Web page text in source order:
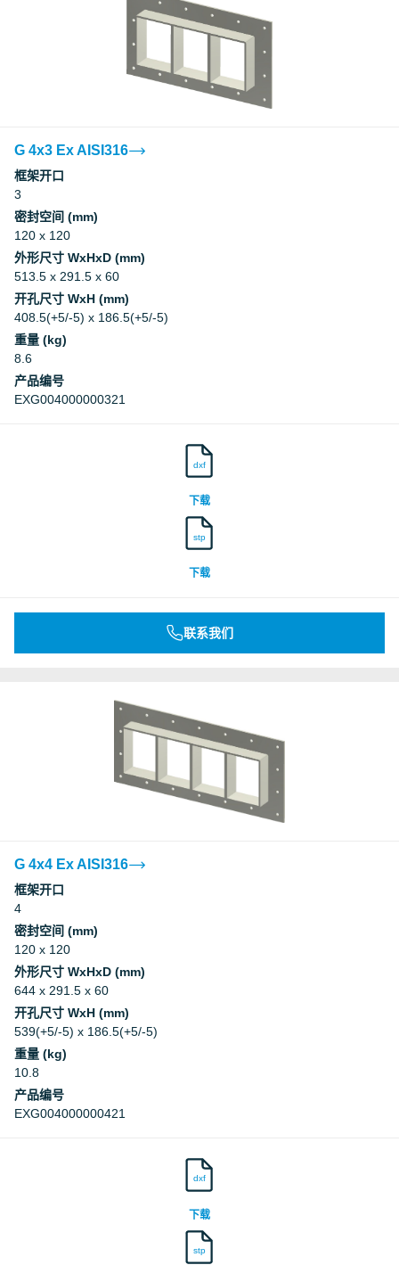
G 4x3 Ex AISI316
框架开口
3
密封空间 (mm)
120 x 120
外形尺寸 WxHxD (mm)
513.5 x 291.5 x 60
开孔尺寸 WxH (mm)
408.5(+5/-5) x 186.5(+5/-5)
重量 (kg)
8.6
产品编号
EXG004000000321
dxf
下载
stp
下载
联系我们
G 4x4 Ex AISI316
框架开口
4
密封空间 (mm)
120 x 120
外形尺寸 WxHxD (mm)
644 x 291.5 x 60
开孔尺寸 WxH (mm)
539(+5/-5) x 186.5(+5/-5)
重量 (kg)
10.8
产品编号
EXG004000000421
dxf
下载
stp